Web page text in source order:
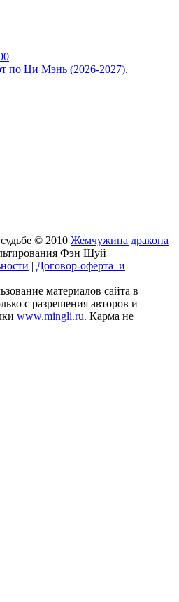
по Ци Мэнь (2026-2027).
© 2010 Жемчужина дракона
Фэн Шуй
| Договор-оферта и
материалов сайта в
с разрешения авторов и
www.mingli.ru. Карма не